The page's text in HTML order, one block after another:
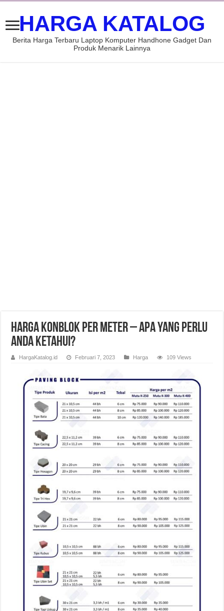
HARGA KATALOG
Berita Harga Terbaru Laptop Komputer Handhone Gadget Dan
Produk Menarik Lainnya
Harga Konblok Per Meter – Apa Yang Perlu
Anda Ketahui?
HargaKatalog.id Februari 7, 2023 Harga 109 Views